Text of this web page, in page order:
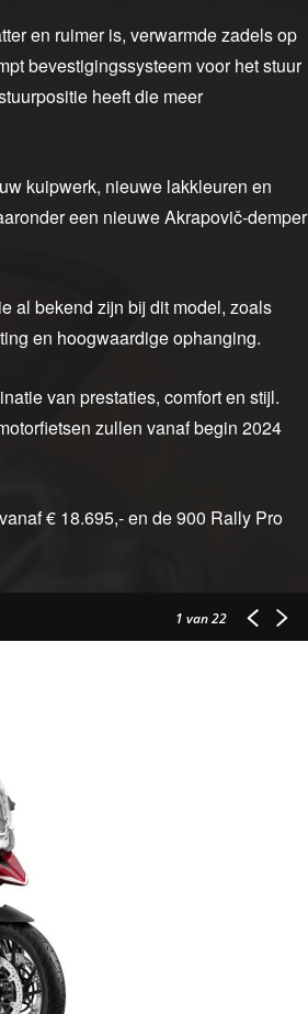
en ruimer is, verwarmde zadels op
bevestigingssysteem voor het stuur
heeft die meer
kuipwerk, nieuwe lakkleuren en
een nieuwe Akrapovič-demper
al bekend zijn bij dit model, zoals
en hoogwaardige ophanging.
van prestaties, comfort en stijl.
zullen vanaf begin 2024
€ 18.695,- en de 900 Rally Pro
1 van 22